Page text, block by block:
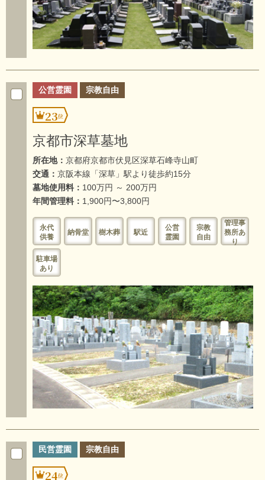
公営霊園 宗教自由
23
京都市深草墓地
所在地： 京都府京都市伏見区深草石峰寺山町
交通： 京阪本線「深草」駅より徒歩約15分
墓地使用料： 100万円 ～ 200万円
年間管理料： 1,900円〜3,800円
永代
供養
納骨堂 樹木葬 駅近
公営
霊園
宗教
自由
管理事
務所あ
り
駐車場
あり
民営霊園 宗教自由
24